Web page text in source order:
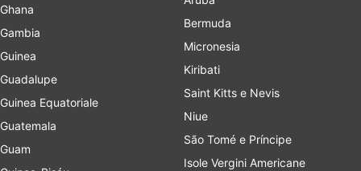
Ghana
Gambia
Guinea
Guadalupe
Guinea Equatoriale
Guatemala
Guam
Bermuda
Micronesia
Kiribati
Saint Kitts e Nevis
Niue
São Tomé e Príncipe
Isole Vergini Americane